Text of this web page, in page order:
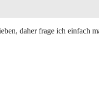
daher frage ich einfach